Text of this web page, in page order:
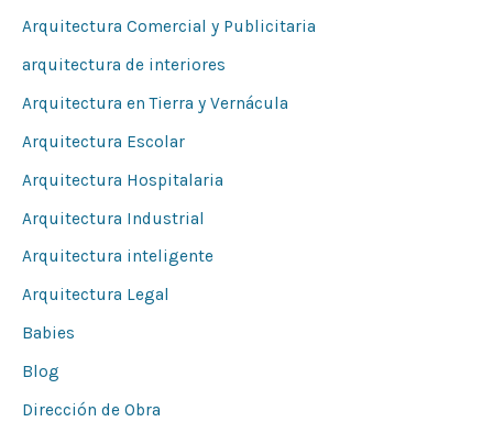
:
Arquitectura Comercial y Publicitaria
arquitectura de interiores
Arquitectura en Tierra y Vernácula
Arquitectura Escolar
Arquitectura Hospitalaria
Arquitectura Industrial
Arquitectura inteligente
Arquitectura Legal
Babies
Blog
Dirección de Obra